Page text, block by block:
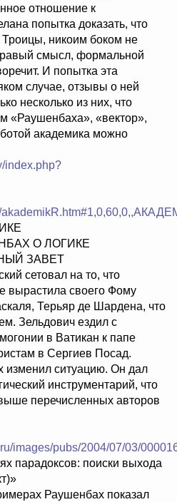
отношение к
попытка доказать, что
Троицы, никоим боком не
смысл, формальной
И попытка эта
случае, отзывы о ней
несколько из них, что
«Раушенбаха», «вектор»,
академика можно
index.php?
О ЛОГИКЕ
ЗАВЕТ
сетовал на то, что
вырастила своего Фому
Терьяр де Шардена, что
Зельдович ездил с
в Ватикан к папе
в Сергиев Посад.
ситуацию. Он дал
инструментарий, что
перечисленных авторов
images/pubs/2004/07/03/
парадоксов: поиски выхода
Раушенбах показал